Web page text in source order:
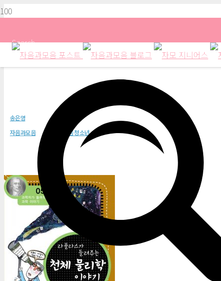
Search
라플라스가 들려주는 천체물리학
송은영
자음과모음
자음과모음 청소년